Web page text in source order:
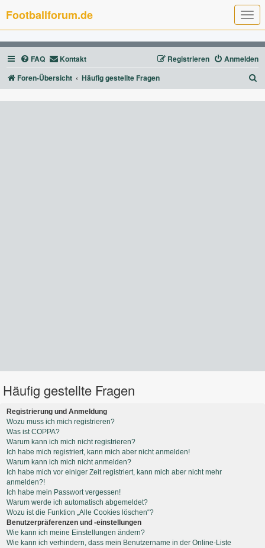
T
o
g
g
l
e
n
a
g
Footballforum.de
FAQ Kontakt Anmelden
Registrieren
Foren-Übersicht
Häufig gestellte Fragen
u
Häufig gestellte Fragen
Registrierung und Anmeldung
Wozu muss ich mich registrieren?
Was ist COPPA?
Warum kann ich mich nicht registrieren?
Ich habe mich registriert, kann mich aber nicht anmelden!
Warum kann ich mich nicht anmelden?
Ich habe mich vor einiger Zeit registriert, kann mich aber nicht mehr
anmelden?!
Ich habe mein Passwort vergessen!
Warum werde ich automatisch abgemeldet?
Wozu ist die Funktion „Alle Cookies löschen“?
Benutzerpräferenzen und -einstellungen
Wie kann ich meine Einstellungen ändern?
Wie kann ich verhindern, dass mein Benutzername in der Online-Liste